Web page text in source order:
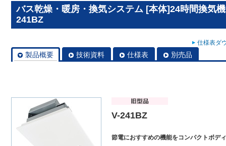
バス乾燥・暖房・換気システム [本体]24時間換気
241BZ
仕様表ダ
製品概要 技術資料 仕様表 別売品
V-241BZ
節電におすすめの機能をコンパクトボデ